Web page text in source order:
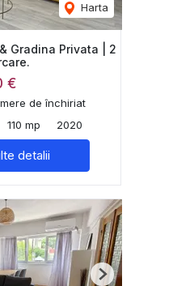
Harta
Gradina Privata | 2
€
de închiriat
110 mp 2020
detalii
Next